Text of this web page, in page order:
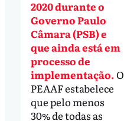
2020 durante o
Governo Paulo
Câmara (PSB) e
que ainda está em
processo de
implementação.O
PEAAF estabelece
que pelo menos
30% de todas as